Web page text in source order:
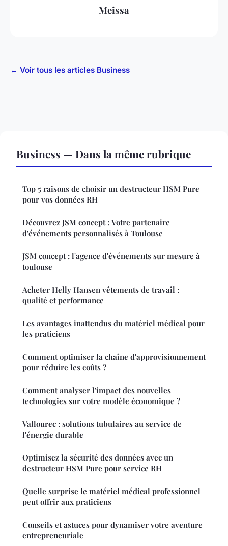
Meissa
← Voir tous les articles Business
Business — Dans la même rubrique
Top 5 raisons de choisir un destructeur HSM Pure
pour vos données RH
Découvrez JSM concept : Votre partenaire
d'événements personnalisés à Toulouse
JSM concept : l'agence d'événements sur mesure à
toulouse
Acheter Helly Hansen vêtements de travail :
qualité et performance
Les avantages inattendus du matériel médical pour
les praticiens
Comment optimiser la chaîne d'approvisionnement
pour réduire les coûts ?
Comment analyser l'impact des nouvelles
technologies sur votre modèle économique ?
Vallourec : solutions tubulaires au service de
l'énergie durable
Optimisez la sécurité des données avec un
destructeur HSM Pure pour service RH
Quelle surprise le matériel médical professionnel
peut offrir aux praticiens
Conseils et astuces pour dynamiser votre aventure
entrepreneuriale